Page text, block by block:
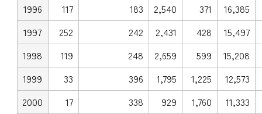
1996
117 183 2,540 371
16,385
1997
252 242 2,431 428
15,497
1998
119 248 2,659 599
15,208
1999
33 396 1,795 1,225
12,573
2000
17 338 929 1,760
11,333